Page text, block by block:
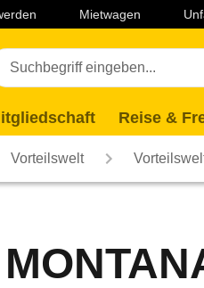
Mietwagen
Reise &
Vorteilswelt